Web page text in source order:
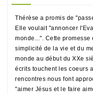
Thérèse a promis de
Elle voulait "annoncer
monde...". Cette
simplicité de la vie et du
monde au début du XXe
écrits touchent les coeurs
rencontres nous font
"aimer Jésus et le faire